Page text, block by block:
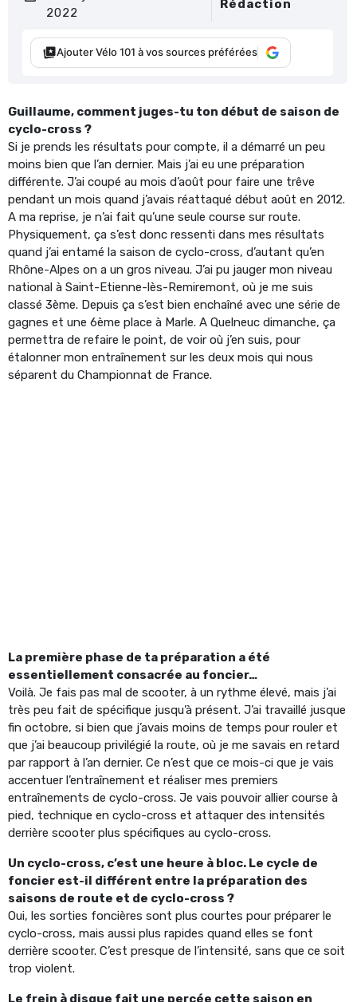
2022
Rédaction
Ajouter Vélo 101 à vos sources préférées
Guillaume, comment juges-tu ton début de saison de
cyclo-cross ?
Si je prends les résultats pour compte, il a démarré un peu
moins bien que l’an dernier. Mais j’ai eu une préparation
différente. J’ai coupé au mois d’août pour faire une trêve
pendant un mois quand j’avais réattaqué début août en 2012.
A ma reprise, je n’ai fait qu’une seule course sur route.
Physiquement, ça s’est donc ressenti dans mes résultats
quand j’ai entamé la saison de cyclo-cross, d’autant qu’en
Rhône-Alpes on a un gros niveau. J’ai pu jauger mon niveau
national à Saint-Etienne-lès-Remiremont, où je me suis
classé 3ème. Depuis ça s’est bien enchaîné avec une série de
gagnes et une 6ème place à Marle. A Quelneuc dimanche, ça
permettra de refaire le point, de voir où j’en suis, pour
étalonner mon entraînement sur les deux mois qui nous
séparent du Championnat de France.
La première phase de ta préparation a été
essentiellement consacrée au foncier…
Voilà. Je fais pas mal de scooter, à un rythme élevé, mais j’ai
très peu fait de spécifique jusqu’à présent. J’ai travaillé jusque
fin octobre, si bien que j’avais moins de temps pour rouler et
que j’ai beaucoup privilégié la route, où je me savais en retard
par rapport à l’an dernier. Ce n’est que ce mois-ci que je vais
accentuer l’entraînement et réaliser mes premiers
entraînements de cyclo-cross. Je vais pouvoir allier course à
pied, technique en cyclo-cross et attaquer des intensités
derrière scooter plus spécifiques au cyclo-cross.
Un cyclo-cross, c’est une heure à bloc. Le cycle de
foncier est-il différent entre la préparation des
saisons de route et de cyclo-cross ?
Oui, les sorties foncières sont plus courtes pour préparer le
cyclo-cross, mais aussi plus rapides quand elles se font
derrière scooter. C’est presque de l’intensité, sans que ce soit
trop violent.
Le frein à disque fait une percée cette saison en